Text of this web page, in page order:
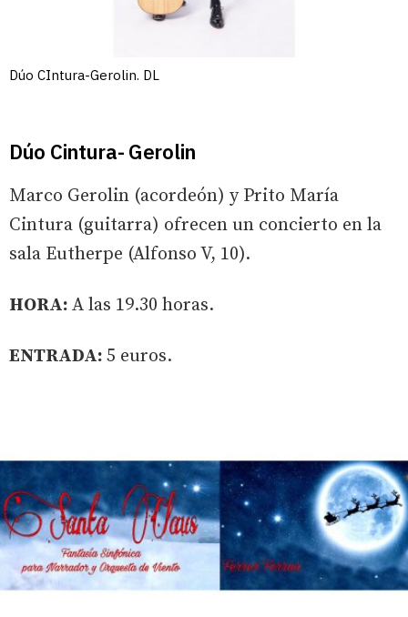
Dúo CIntura-Gerolin. DL
Dúo Cintura- Gerolin
Marco Gerolin (acordeón) y Prito María
Cintura (guitarra) ofrecen un concierto en la
sala Eutherpe (Alfonso V, 10).
HORA: A las 19.30 horas.
ENTRADA: 5 euros.